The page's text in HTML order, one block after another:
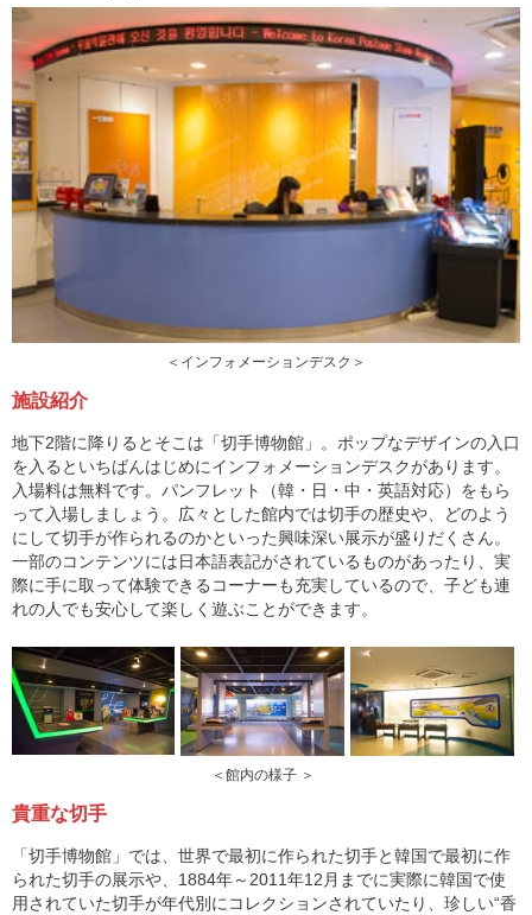
＜インフォメーションデスク＞
施設紹介
地下2階に降りるとそこは「切手博物館」。ポップなデザインの入口
を入るといちばんはじめにインフォメーションデスクがあります。
入場料は無料です。パンフレット（韓・日・中・英語対応）をもら
って入場しましょう。広々とした館内では切手の歴史や、どのよう
にして切手が作られるのかといった興味深い展示が盛りだくさん。
一部のコンテンツには日本語表記がされているものがあったり、実
際に手に取って体験できるコーナーも充実しているので、子ども連
れの人でも安心して楽しく遊ぶことができます。
＜館内の様子 ＞
貴重な切手
「切手博物館」では、世界で最初に作られた切手と韓国で最初に作
られた切手の展示や、1884年～2011年12月までに実際に韓国で使
用されていた切手が年代別にコレクションされていたり、珍しい“香